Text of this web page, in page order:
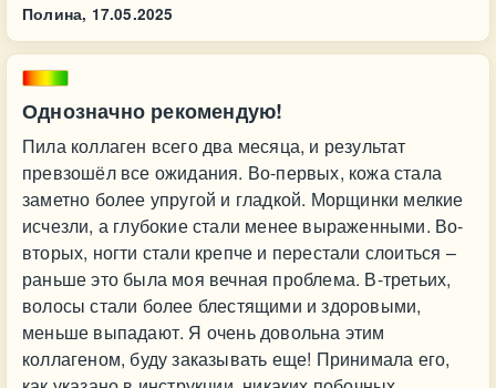
Полина, 17.05.2025
Однозначно рекомендую!
Пила коллаген всего два месяца, и результат
превзошёл все ожидания. Во-первых, кожа стала
заметно более упругой и гладкой. Морщинки мелкие
исчезли, а глубокие стали менее выраженными. Во-
вторых, ногти стали крепче и перестали слоиться –
раньше это была моя вечная проблема. В-третьих,
волосы стали более блестящими и здоровыми,
меньше выпадают. Я очень довольна этим
коллагеном, буду заказывать еще! Принимала его,